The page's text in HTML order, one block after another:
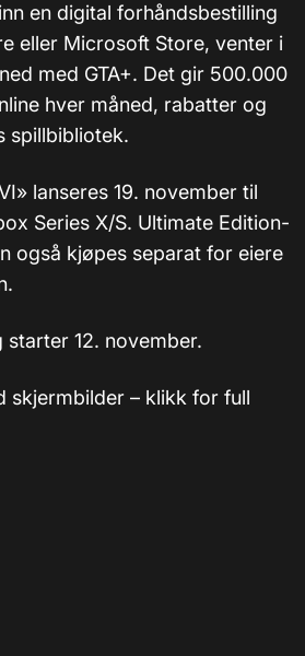
en digital forhåndsbestilling
eller Microsoft Store, venter i
med GTA+. Det gir 500.000
hver måned, rabatter og
spillbibliotek.
lanseres 19. november til
Series X/S. Ultimate Edition-
også kjøpes separat for eiere
starter 12. november.
skjermbilder – klikk for full